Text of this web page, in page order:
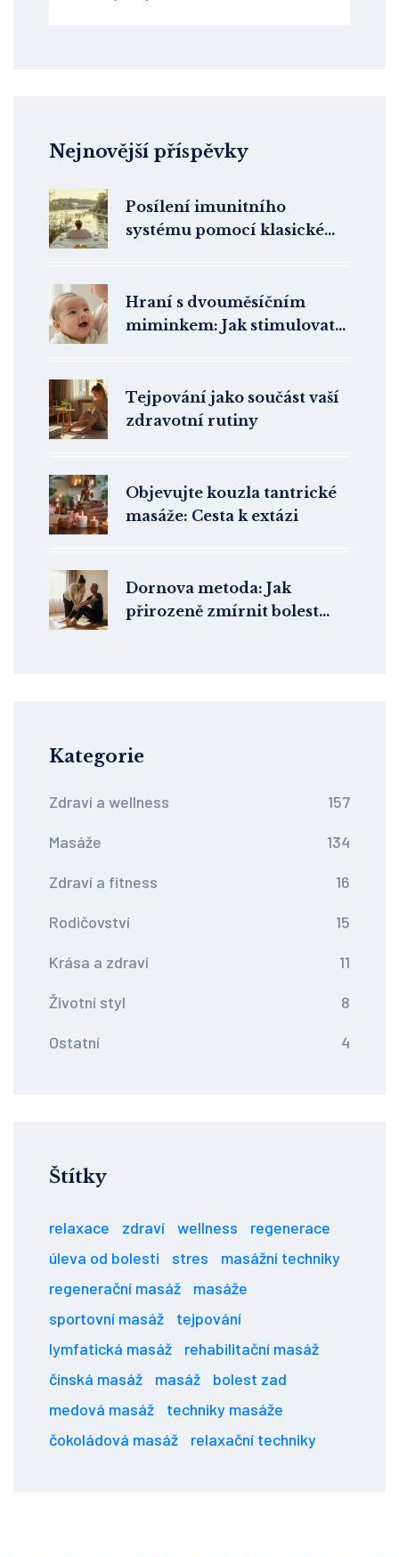
Nejnovější příspěvky
Posílení imunitního
systému pomocí klasické
Hraní s dvouměsíčním
miminkem: Jak stimulovat
Tejpování jako součást vaší
zdravotní rutiny
Objevujte kouzla tantrické
masáže: Cesta k extázi
Dornova metoda: Jak
přirozeně zmírnit bolest
Kategorie
Zdraví a wellness 157
Masáže 134
Zdraví a fitness 16
Rodičovství 15
Krása a zdraví 11
Životní styl 8
Ostatní 4
Štítky
relaxace zdraví wellness
regenerace
úleva od bolesti
stres
masážní techniky
regenerační masáž
masáže
sportovní masáž
tejpování
lymfatická masáž
rehabilitační masáž
čínská masáž
masáž
bolest zad
medová masáž
techniky masáže
čokoládová masáž
relaxační techniky